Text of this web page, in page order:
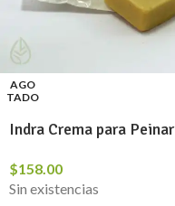
AGO
TADO
Indra Crema para Peinar
$158.00
Sin existencias